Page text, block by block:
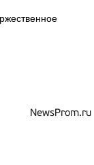
NewsProm.ru